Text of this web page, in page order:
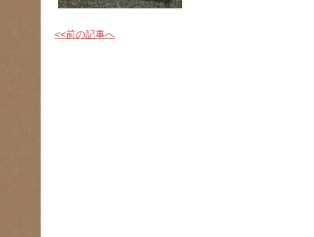
<<前の記事へ